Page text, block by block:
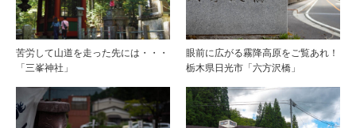
苦労して山道を走った先には・・・
「三峯神社」
眼前に広がる霧降高原をご覧あれ！
栃木県日光市「六方沢橋」